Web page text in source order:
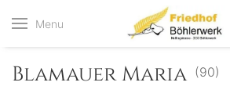
Menu
Friedhof
der virtuelle Friedhof
Blamauer Maria (90)